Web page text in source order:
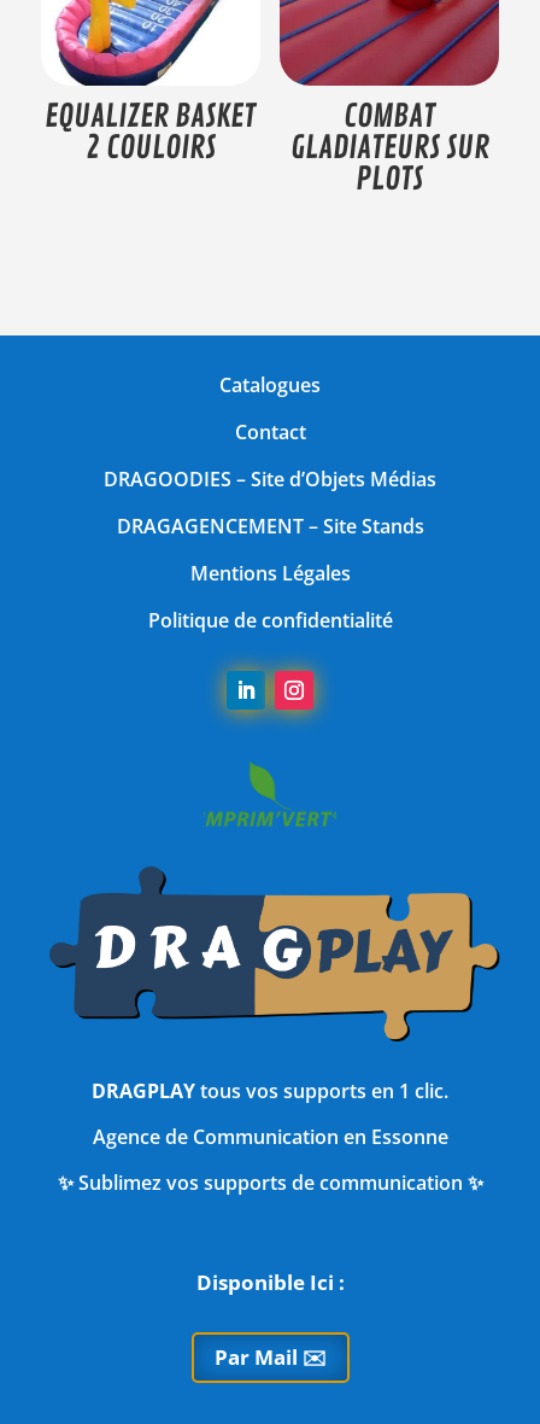
EQUALIZER BASKET
2 COULOIRS
COMBAT
GLADIATEURS SUR
PLOTS
Catalogues
Contact
DRAGOODIES – Site d’Objets Médias
DRAGAGENCEMENT– Site Stands
Mentions Légales
Politique de confidentialité
DRAGPLAYtous vos supports en 1 clic.
Agence de Communication en Essonne
✨ Sublimez vos supports de communication ✨
Disponible Ici :
Par Mail ✉️